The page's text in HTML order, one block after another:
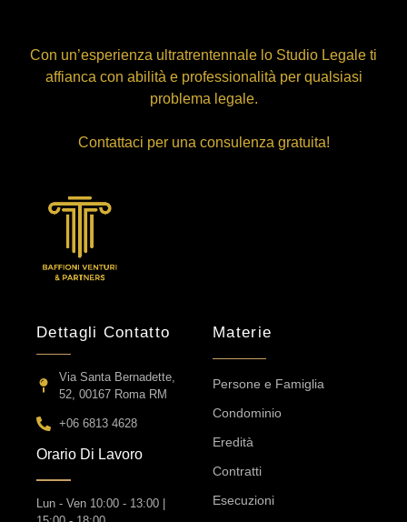
Con un’esperienza ultratrentennale lo Studio Legale ti
affianca con abilità e professionalità per qualsiasi
problema legale.
Contattaci per una consulenza gratuita!
Dettagli Contatto
Via Santa Bernadette,
52, 00167 Roma RM
+06 6813 4628
Orario Di Lavoro
Lun - Ven 10:00 - 13:00 |
Materie
Persone e Famiglia
Condominio
Eredità
Contratti
Esecuzioni